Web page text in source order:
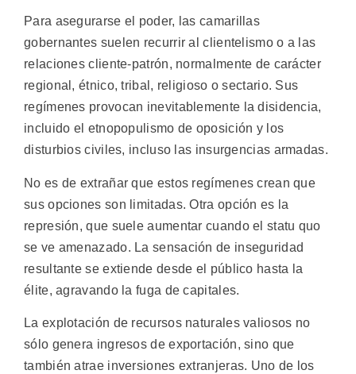
Para asegurarse el poder, las camarillas
gobernantes suelen recurrir al clientelismo o a las
relaciones cliente-patrón, normalmente de carácter
regional, étnico, tribal, religioso o sectario. Sus
regímenes provocan inevitablemente la disidencia,
incluido el etnopopulismo de oposición y los
disturbios civiles, incluso las insurgencias armadas.
No es de extrañar que estos regímenes crean que
sus opciones son limitadas. Otra opción es la
represión, que suele aumentar cuando el statu quo
se ve amenazado. La sensación de inseguridad
resultante se extiende desde el público hasta la
élite, agravando la fuga de capitales.
La explotación de recursos naturales valiosos no
sólo genera ingresos de exportación, sino que
también atrae inversiones extranjeras. Uno de los